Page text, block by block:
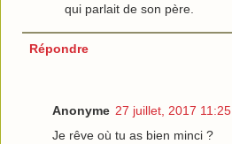
qui parlait de son père.
Répondre
Anonyme 27 juillet, 2017 11:25
Je rêve où tu as bien minci ?